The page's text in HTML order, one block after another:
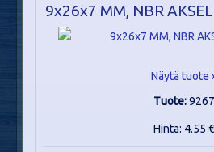
9x26x7 MM, NBR
Näytä tuote
Tuote:9267
Hinta: 4.55 €